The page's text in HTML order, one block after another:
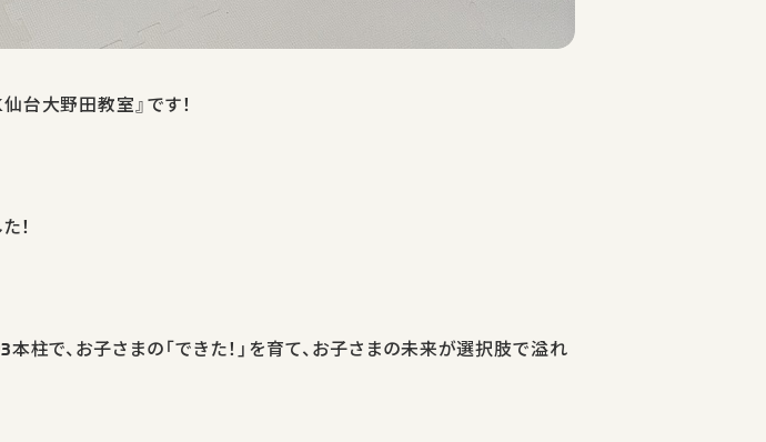
台大野田教室』です！
！
柱で、お子さまの「できた！」を育て、お子さまの未来が選択肢で溢れ